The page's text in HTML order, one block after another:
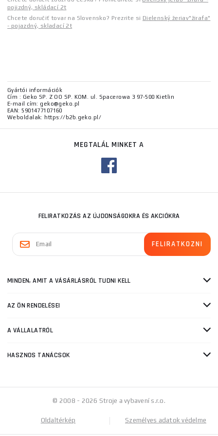
pojizdný, skládací 2t
Chcete doručiť tovar na Slovensko? Prezrite si Dielenský žeriav"žirafa"
- pojazdný, skladací 2t
Gyártói információk
Cím : Geko SP. Z OO SP. KOM. ul. Spacerowa 3 97-500 Kietlin
E-mail cím: geko@geko.pl
EAN: 5901477107160
Weboldalak: https://b2b.geko.pl/
MEGTALÁL MINKET A
FELIRATKOZÁS AZ ÚJDONSÁGOKRA ÉS AKCIÓKRA
MINDEN, AMIT A VÁSÁRLÁSRÓL TUDNI KELL
AZ ÖN RENDELÉSEI
A VÁLLALATRÓL
HASZNOS TANÁCSOK
© 2008 - 2026 Stroje a vybavení s.r.o.
Oldaltérkép Személyes adatok védelme